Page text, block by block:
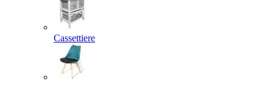
Cassettiere